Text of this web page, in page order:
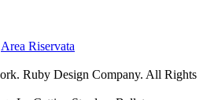
Area Riservata
Ruby Design Company. All Rights